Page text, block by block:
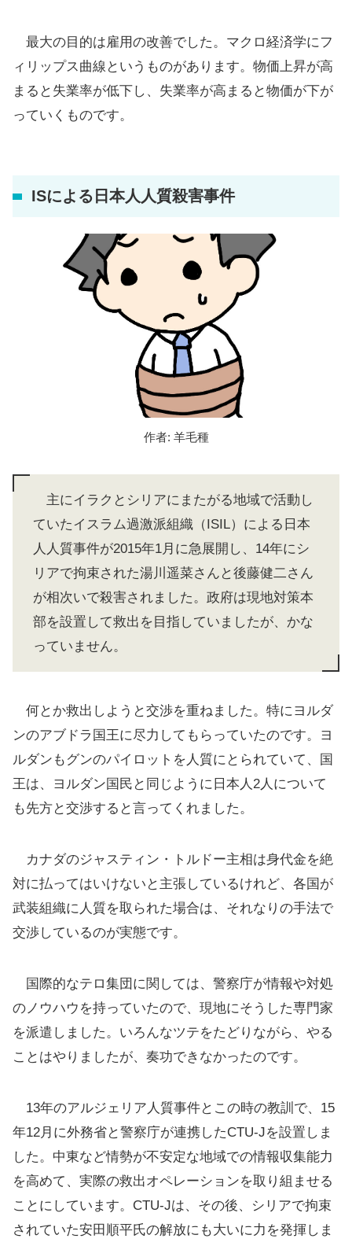
最大の目的は雇用の改善でした。マクロ経済学にフ
ィリップス曲線というものがあります。物価上昇が高
まると失業率が低下し、失業率が高まると物価が下が
っていくものです。
ISによる日本人人質殺害事件
作者: 羊毛種
主にイラクとシリアにまたがる地域で活動し
ていたイスラム過激派組織（ISIL）による日本
人人質事件が2015年1月に急展開し、14年にシ
リアで拘束された湯川遥菜さんと後藤健二さん
が相次いで殺害されました。政府は現地対策本
部を設置して救出を目指していましたが、かな
っていません。
何とか救出しようと交渉を重ねました。特にヨルダ
ンのアブドラ国王に尽力してもらっていたのです。ヨ
ルダンもグンのパイロットを人質にとられていて、国
王は、ヨルダン国民と同じように日本人2人について
も先方と交渉すると言ってくれました。
カナダのジャスティン・トルドー主相は身代金を絶
対に払ってはいけないと主張しているけれど、各国が
武装組織に人質を取られた場合は、それなりの手法で
交渉しているのが実態です。
国際的なテロ集団に関しては、警察庁が情報や対処
のノウハウを持っていたので、現地にそうした専門家
を派遣しました。いろんなツテをたどりながら、やる
ことはやりましたが、奏功できなかったのです。
13年のアルジェリア人質事件とこの時の教訓で、15
年12月に外務省と警察庁が連携したCTU-Jを設置しま
した。中東など情勢が不安定な地域での情報収集能力
を高めて、実際の救出オペレーションを取り組ませる
ことにしています。CTU-Jは、その後、シリアで拘束
されていた安田順平氏の解放にも大いに力を発揮しま